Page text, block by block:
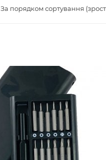
За порядком сортування